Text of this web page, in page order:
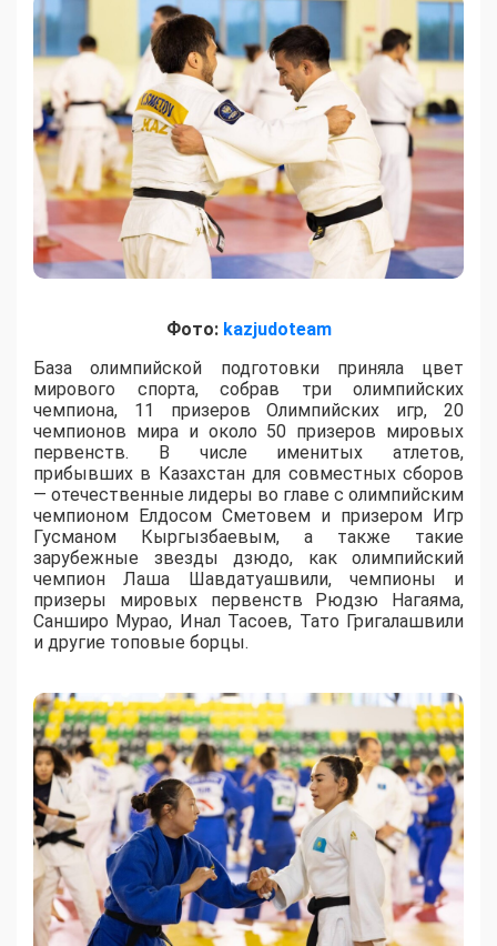
Фото: kazjudoteam
База олимпийской подготовки приняла цвет
мирового спорта, собрав три олимпийских
чемпиона, 11 призеров Олимпийских игр, 20
чемпионов мира и около 50 призеров мировых
первенств. В числе именитых атлетов,
прибывших в Казахстан для совместных сборов
— отечественные лидеры во главе с олимпийским
чемпионом Елдосом Сметовем и призером Игр
Гусманом Кыргызбаевым, а также такие
зарубежные звезды дзюдо, как олимпийский
чемпион Лаша Шавдатуашвили, чемпионы и
призеры мировых первенств Рюдзю Нагаяма,
Санширо Мурао, Инал Тасоев, Тато Григалашвили
и другие топовые борцы.